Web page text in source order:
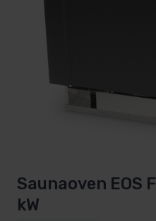
Saunaoven EOS
kW